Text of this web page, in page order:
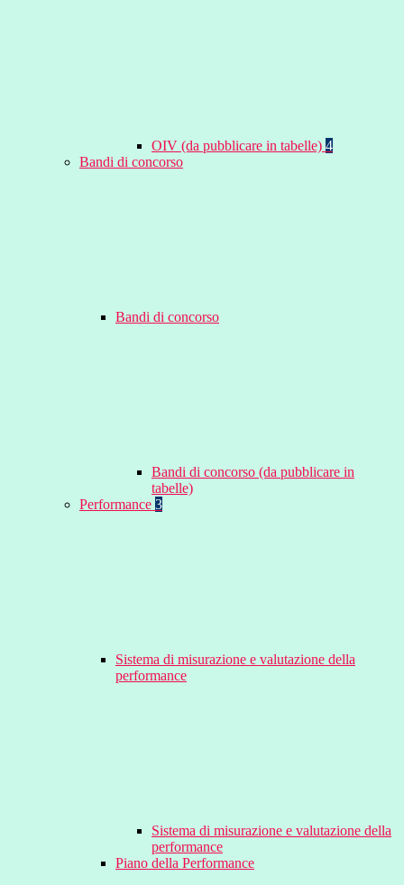
OIV (da pubblicare in tabelle) 4
Bandi di concorso
Bandi di concorso
Bandi di concorso (da pubblicare in
tabelle)
Performance 3
Sistema di misurazione e valutazione della
performance
Sistema di misurazione e valutazione della
performance
Piano della Performance